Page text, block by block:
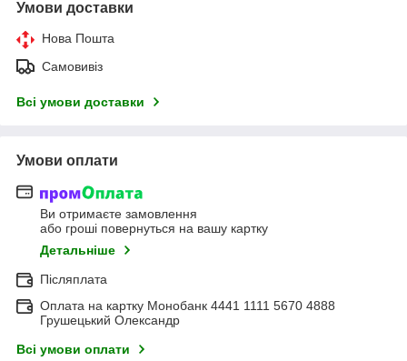
Умови доставки
Нова Пошта
Самовивіз
Всі умови доставки
Умови оплати
Ви отримаєте замовлення
або гроші повернуться на вашу картку
Детальніше
Післяплата
Оплата на картку Монобанк 4441 1111 5670 4888
Грушецький Олександр
Всі умови оплати